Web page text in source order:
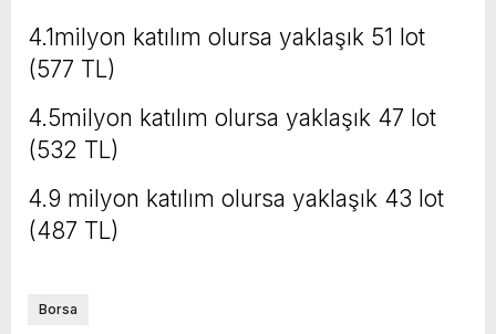
4.1milyon katılım olursa yaklaşık 51 lot
(577 TL)
4.5milyon katılım olursa yaklaşık 47 lot
(532 TL)
4.9 milyon katılım olursa yaklaşık 43 lot
(487 TL)
Borsa